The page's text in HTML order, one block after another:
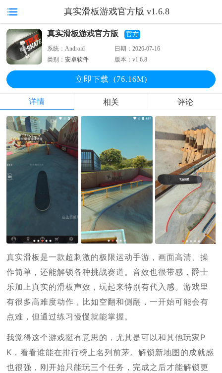
真实滑板游戏官方版 v1.6.8
真实滑板游戏官方版 官方
系统：Android 日期：2026-07-16
类别：安卓软件 版本：v1.6.8
立即下载 (76.16M)
详情 相关 评论
真实滑板是一款超刺激的极限运动手游，画面高清、操
作简单，还能解锁各种挑战赛道。音效也很带感，爵士
乐加上真实的滑板声效，玩起来特别有代入感。游戏里
有很多高难度动作，比如空翻和侧翻，一开始可能会有
点难，但通过练习慢慢就能掌握。
我觉得这个游戏挺有意思的，尤其是可以和其他玩家P
K，看看谁能在排行榜上名列前茅。解锁新地图的成就感
也很强，刚开始只能玩三个任务，完成之后才能解锁更